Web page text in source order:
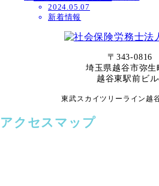
2024.05.07
新着情報
〒343-0816
埼玉県越谷市弥生
越谷東駅前ビ
東武スカイツリーライン
アクセスマップ